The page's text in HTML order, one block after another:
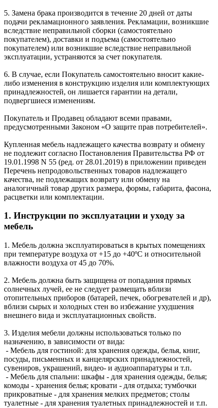
5. Замена брака производится в течение 20 дней от даты
подачи рекламационного заявления. Рекламации, возникшие
вследствие неправильной сборки (самостоятельно
покупателем), доставки и подъема (самостоятельно
покупателем) или возникшие вследствие неправильной
эксплуатации, устраняются за счет покупателя.
6. В случае, если Покупатель самостоятельно вносит какие-
либо изменения в конструкцию изделия или комплектующих
принадлежностей, он лишается гарантии на детали,
подвергшиеся изменениям.
Покупатель и Продавец обладают всеми правами,
предусмотренными Законом «О защите прав потребителей».
Купленная мебель надлежащего качества возврату и обмену
не подлежит согласно Постановления Правительства РФ от
19.01.1998 N 55 (ред. от 28.01.2019) в приложении приведен
Перечень непродовольственных товаров надлежащего
качества, не подлежащих возврату или обмену на
аналогичный товар других размера, формы, габарита, фасона,
расцветки или комплектации.
1. Инструкции по эксплуатации и уходу за
мебель
1. Мебель должна эксплуатироваться в крытых помещениях
при температуре воздуха от +15 до +40ºС и относительной
влажности воздуха от 45 до 70%.
2. Мебель должна быть защищена от попадания прямых
солнечных лучей, ее не следует размещать вблизи
отопительных приборов (батарей, печек, обогревателей и др),
вблизи сырых и холодных стен во избежание ухудшения
внешнего вида и эксплуатационных свойств.
3. Изделия мебели должны использоваться только по
назначению, в зависимости от вида:
- Мебель для гостиной: для хранения одежды, белья, книг,
посуды, письменных и канцелярских принадлежностей,
сувениров, украшений, видео- и аудиоаппаратуры и т.п.
- Мебель для спальни: шкафы - для хранения одежды, белья;
комоды - хранения белья; кровати - для отдыха; тумбочки
прикроватные - для хранения мелких предметов; столы
туалетные - для хранения туалетных принадлежностей и т.п.